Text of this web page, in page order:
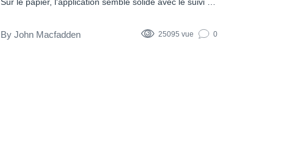
trouver dans des applications similaires. Mais est-elle
John Macfadden 25095 vue 0